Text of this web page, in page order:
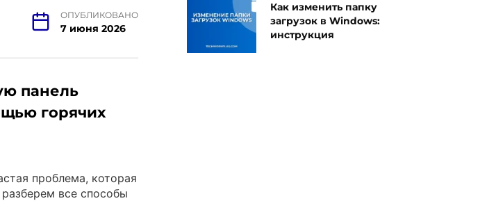
ОПУБЛИКОВАНО
7 июня 2026
панель
горячих
проблема, которая
все способы
Как изменить папку
загрузок в Windows:
инструкция